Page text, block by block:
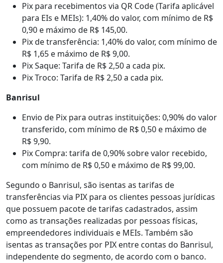
Pix para recebimentos via QR Code (Tarifa aplicável
para EIs e MEIs): 1,40% do valor, com mínimo de R$
0,90 e máximo de R$ 145,00.
Pix de transferência: 1,40% do valor, com mínimo de
R$ 1,65 e máximo de R$ 9,00.
Pix Saque: Tarifa de R$ 2,50 a cada pix.
Pix Troco: Tarifa de R$ 2,50 a cada pix.
Banrisul
Envio de Pix para outras instituições: 0,90% do valor
transferido, com mínimo de R$ 0,50 e máximo de
R$ 9,90.
Pix Compra: tarifa de 0,90% sobre valor recebido,
com mínimo de R$ 0,50 e máximo de R$ 99,00.
Segundo o Banrisul, são isentas as tarifas de
transferências via PIX para os clientes pessoas jurídicas
que possuem pacote de tarifas cadastrados, assim
como as transações realizadas por pessoas físicas,
empreendedores individuais e MEIs. Também são
isentas as transações por PIX entre contas do Banrisul,
independente do segmento, de acordo com o banco.